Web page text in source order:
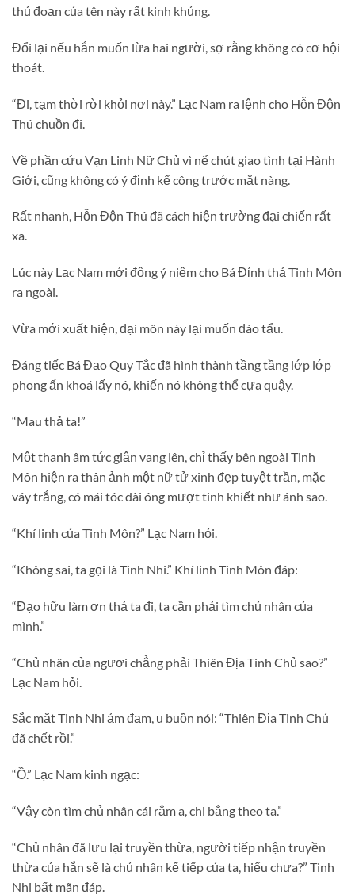
thủ đoạn của tên này rất kinh khủng.
Đổi lại nếu hắn muốn lừa hai người, sợ rằng không có cơ hội
thoát.
“Đi, tạm thời rời khỏi nơi này.” Lạc Nam ra lệnh cho Hỗn Độn
Thú chuồn đi.
Về phần cứu Vạn Linh Nữ Chủ vì nể chút giao tình tại Hành
Giới, cũng không có ý định kể công trước mặt nàng.
Rất nhanh, Hỗn Độn Thú đã cách hiện trường đại chiến rất
xa.
Lúc này Lạc Nam mới động ý niệm cho Bá Đỉnh thả Tinh Môn
ra ngoài.
Vừa mới xuất hiện, đại môn này lại muốn đào tẩu.
Đáng tiếc Bá Đạo Quy Tắc đã hình thành tầng tầng lớp lớp
phong ấn khoá lấy nó, khiến nó không thể cựa quậy.
“Mau thả ta!”
Một thanh âm tức giận vang lên, chỉ thấy bên ngoài Tinh
Môn hiện ra thân ảnh một nữ tử xinh đẹp tuyệt trần, mặc
váy trắng, có mái tóc dài óng mượt tinh khiết như ánh sao.
“Khí linh của Tinh Môn?” Lạc Nam hỏi.
“Không sai, ta gọi là Tinh Nhi.” Khí linh Tinh Môn đáp:
“Đạo hữu làm ơn thả ta đi, ta cần phải tìm chủ nhân của
mình.”
“Chủ nhân của ngươi chẳng phải Thiên Địa Tinh Chủ sao?”
Lạc Nam hỏi.
Sắc mặt Tinh Nhi ảm đạm, u buồn nói: “Thiên Địa Tinh Chủ
đã chết rồi.”
“Ồ.” Lạc Nam kinh ngạc:
“Vậy còn tìm chủ nhân cái rắm a, chi bằng theo ta.”
“Chủ nhân đã lưu lại truyền thừa, người tiếp nhận truyền
thừa của hắn sẽ là chủ nhân kế tiếp của ta, hiểu chưa?” Tinh
Nhi bất mãn đáp.